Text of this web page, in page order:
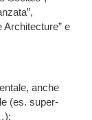
Architecture” e
anche
(es. super-